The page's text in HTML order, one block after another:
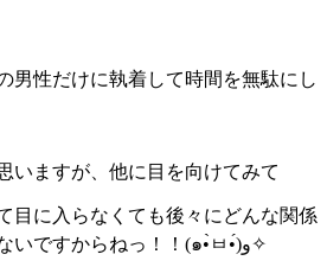
男性だけに執着して時間を無駄にし
いますが、他に目を向けてみて
目に入らなくても後々にどんな関係
に発展するかは分からないですからねっ！！(๑•̀ㅂ•́)و✧